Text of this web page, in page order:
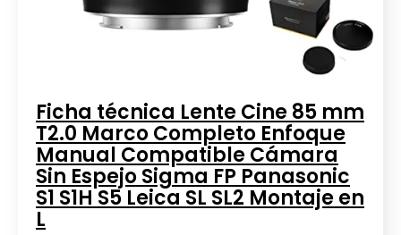
Ficha técnica Lente Cine 85 mm
T2.0 Marco Completo Enfoque
Manual Compatible Cámara
Sin Espejo Sigma FP Panasonic
S1 S1H S5 Leica SL SL2 Montaje en
L